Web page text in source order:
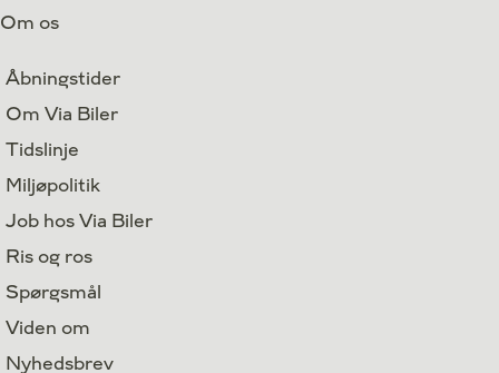
Om os
Åbningstider
Om Via Biler
Tidslinje
Miljøpolitik
Job hos Via Biler
Ris og ros
Spørgsmål
Viden om
Nyhedsbrev